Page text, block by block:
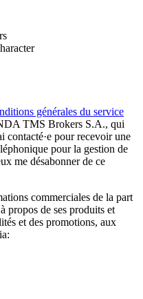
générales du service
TMS Brokers S.A., qui
contacté·e pour recevoir une
pour la gestion de
me désabonner de ce
commerciales de la part
de ses produits et
et des promotions, aux